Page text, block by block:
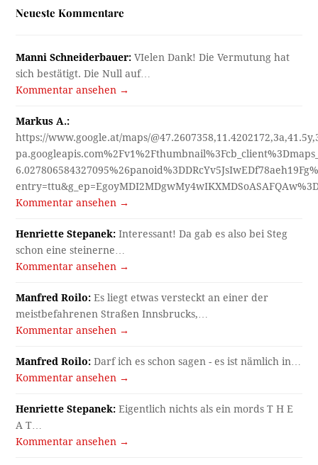
Neueste Kommentare
Manni Schneiderbauer: VIelen Dank! Die Vermutung hat
sich bestätigt. Die Null auf…
Kommentar ansehen →
Markus A.:
https://www.google.at/maps/
Kommentar ansehen →
Henriette Stepanek: Interessant! Da gab es also bei Steg
schon eine steinerne…
Kommentar ansehen →
Manfred Roilo: Es liegt etwas versteckt an einer der
meistbefahrenen Straßen Innsbrucks,…
Kommentar ansehen →
Manfred Roilo: Darf ich es schon sagen - es ist nämlich in…
Kommentar ansehen →
Henriette Stepanek: Eigentlich nichts als ein mords T H E
A T…
Kommentar ansehen →